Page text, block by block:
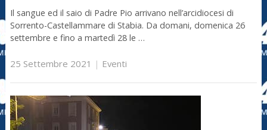
Il sangue ed il saio di Padre Pio arrivano nell’arcidiocesi di
Sorrento-Castellammare di Stabia. Da domani, domenica 26
settembre e fino a martedì 28 le …
25 Settembre 2021 | Eventi